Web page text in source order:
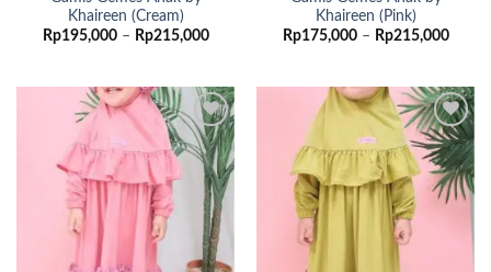
Khaireen (Cream)
Rp195,000 – Rp215,000Rentang
Rp215,000
Khaireen (Pink)
Rp175,000 – Rp215,000
Add to
wishlist
Add to
wishlist